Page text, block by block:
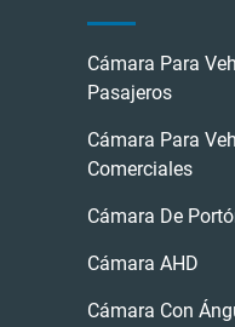
Cámara Para
Pasajeros
Cámara Para
Comerciales
Cámara De
Cámara AHD
Cámara Con